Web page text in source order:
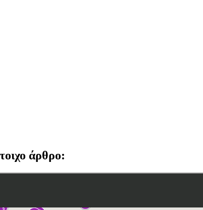
άρθρο: